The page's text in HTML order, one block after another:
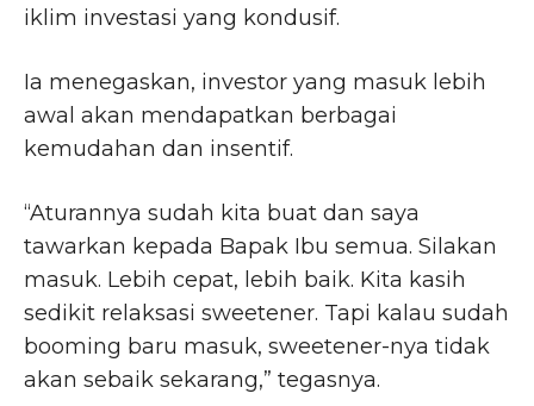
iklim investasi yang kondusif.
Ia menegaskan, investor yang masuk lebih
awal akan mendapatkan berbagai
kemudahan dan insentif.
“Aturannya sudah kita buat dan saya
tawarkan kepada Bapak Ibu semua. Silakan
masuk. Lebih cepat, lebih baik. Kita kasih
sedikit relaksasi sweetener. Tapi kalau sudah
booming baru masuk, sweetener-nya tidak
akan sebaik sekarang,” tegasnya.